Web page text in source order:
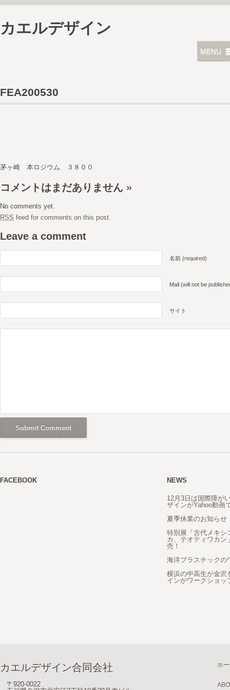
カエルデザイン
MENU
FEA200530
茅ヶ崎 本ロジウム ３８００
コメントはまだありません »
No comments yet.
RSS feed for comments on this post.
Leave a comment
名前 (required)
Mail (will not be
サイト
FACEBOOK NEWS
12月3日は国際障が
ザインがYahoo動画
夏季休業のお知らせ
特別展「古代メキ
カ、テオティワカン
売！
海洋プラスチックの
横浜の中高生が金沢
インがワークショッ
カエルデザイン合同会社
〒920-0022
ホ